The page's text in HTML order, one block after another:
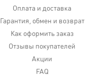
Оплата и доставка
Гарантия, обмен и возврат
Как оформить заказ
Отзывы покупателей
Акции
FAQ